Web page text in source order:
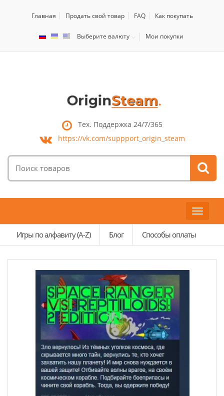
Главная Продать свой товар FAQ Как покупать
Выберите валюту Мои покупки
Тех. Поддержка 24/7/365
https://vk.com/suppport_origin_steam
товаров:
Toggle
Игры по алфавиту (A-Z)
Блог Способы оплаты